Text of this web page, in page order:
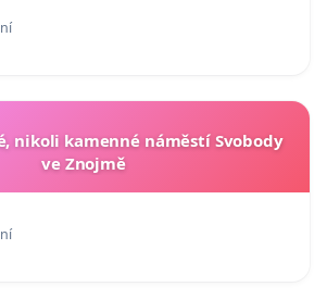
nikoli kamenné náměstí Svobody
ve Znojmě